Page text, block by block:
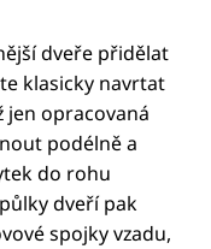
dveře přidělat
klasicky navrtat
jen opracovaná
podélně a
do rohu
dveří pak
spojky vzadu,